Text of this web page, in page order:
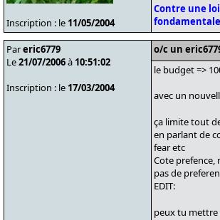
Inscription : le 11/05/2004
Contre une
Pareric6779
Le21/07/2006à 10:51:02
Inscription : le 17/03/2004
o/c un
le budget =>
avec un
ça limite tout
en parlant de
fear etc
Cote prefence,
pas de
EDIT:
peux tu mettre